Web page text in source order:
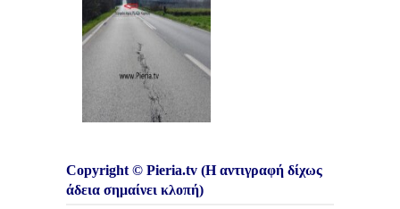
Copyright © Pieria.tv (Η αντιγραφή δίχως
άδεια σημαίνει κλοπή)